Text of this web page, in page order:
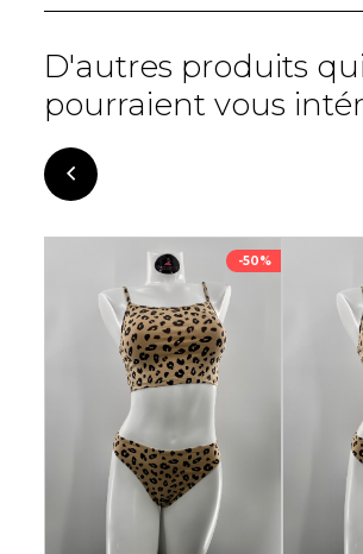
D'autres produits qui
pourraient vous
-50%